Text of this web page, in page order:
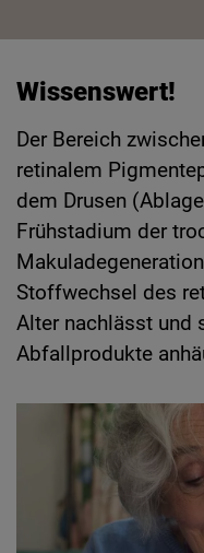
Wissenswert!
Der Bereich
retinalem
dem Drusen
Frühstadium der
Stoffwechsel des
Alter nachlässt und
Abfallprodukte